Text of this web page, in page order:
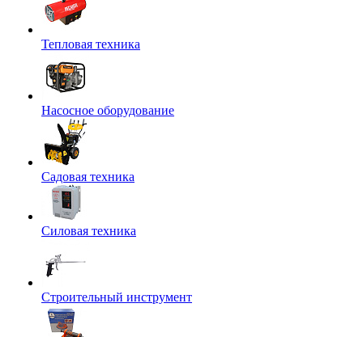
Тепловая техника
Насосное оборудование
Садовая техника
Силовая техника
Строительный инструмент